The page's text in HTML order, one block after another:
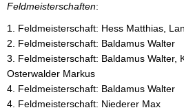
Feldmeisterschaften:
1. Feldmeisterschaft: Hess Matthias,
2. Feldmeisterschaft: Baldamus Walter
3. Feldmeisterschaft: Baldamus Walter,
Osterwalder Markus
4. Feldmeisterschaft: Baldamus Walter
4. Feldmeisterschaft: Niederer Max